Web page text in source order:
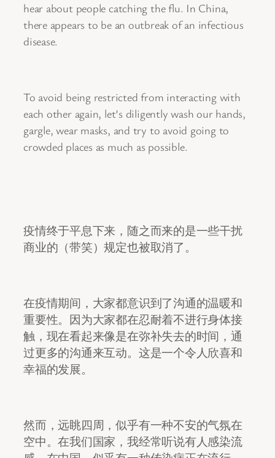
hear about people catching the flu. In China,
there appears to be an outbreak of an infectious
disease.
To avoid being restricted from interacting with
each other again, let’s diligently wash our hands,
gargle, wear masks, and try to avoid going to
crowded places as much as possible.
疫情终于平息下来，随之而来的是一些干扰
商业的（带笑）规定也被取消了。
在疫情期间，大家都意识到了沟通的温暖和
重要性。因为大家都在忍耐着不进行身体接
触，现在看起来像是在弥补失去的时间，通
过更多的沟通来互动。这是一个令人欣喜和
幸福的发展。
然而，远眺四周，似乎有一种不安的气氛在
空中。在我们国家，我经常听说有人感染流